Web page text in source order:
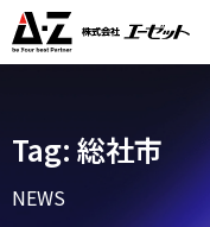
Tag: 総社市
NEWS